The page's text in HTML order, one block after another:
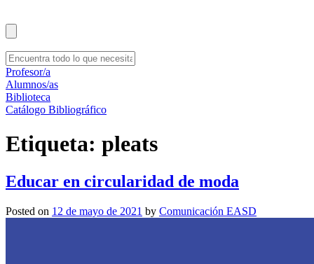
Profesor/a
Alumnos/as
Biblioteca
Catálogo Bibliográfico
Etiqueta: pleats
Educar en circularidad de moda
Posted on 12 de mayo de 2021 by Comunicación EASD